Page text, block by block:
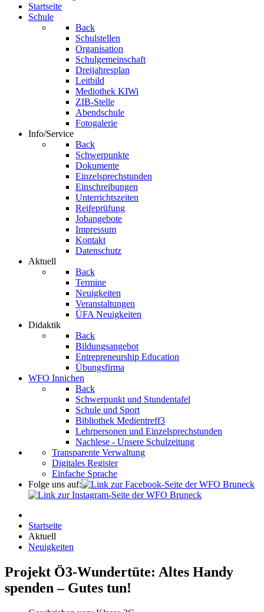
Startseite
Schule
Back
Schulstellen
Organisation
Schulgemeinschaft
Dreijahresplan
Leitbild
Mediothek KIWi
ZIB-Stelle
Abendschule
Fotogalerie
Info/Service
Back
Schwerpunkte
Dokumente
Einzelsprechstunden
Einschreibungen
Unterrichtszeiten
Reifeprüfung
Jobangebote
Impressum
Kontakt
Datenschutz
Aktuell
Back
Termine
Neuigkeiten
Veranstaltungen
ÜFA Neuigkeiten
Didaktik
Back
Bildungsangebot
Entrepreneurship Education
Übungsfirma
WFO Innichen
Back
Schwerpunkt und Stundentafel
Schule und Sport
Bibliothek Medientreff3
Lehrpersonen und Einzelsprechstunden
Nachlese - Unsere Schulzeitung
Transparente Verwaltung
Digitales Register
Einfache Sprache
Folge uns auf:
Startseite
Aktuell
Neuigkeiten
Projekt Ö3-Wundertüte: Altes Handy
spenden – Gutes tun!